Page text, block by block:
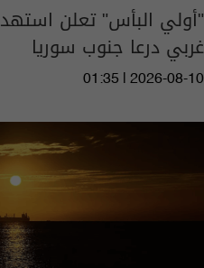
"أولي البأس" تعلن
غربي درعا جنوب سوريا
01:35 | 2026-08-10